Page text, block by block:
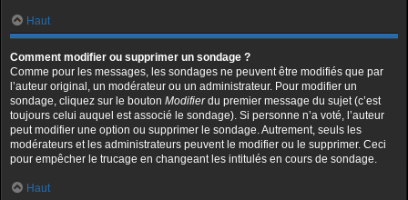
Haut
Comment modifier ou supprimer un sondage ?
Comme pour les messages, les sondages ne peuvent être modifiés que par
l’auteur original, un modérateur ou un administrateur. Pour modifier un
sondage, cliquez sur le bouton Modifierdu premier message du sujet (c’est
toujours celui auquel est associé le sondage). Si personne n’a voté, l’auteur
peut modifier une option ou supprimer le sondage. Autrement, seuls les
modérateurs et les administrateurs peuvent le modifier ou le supprimer. Ceci
pour empêcher le trucage en changeant les intitulés en cours de sondage.
Haut